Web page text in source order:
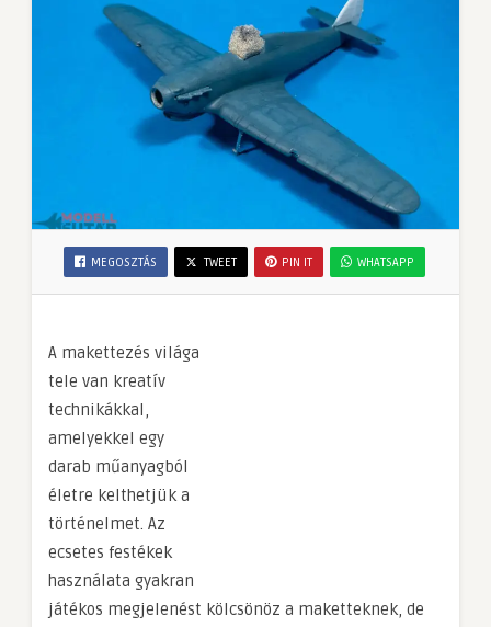
MEGOSZTÁS TWEET PIN IT WHATSAPP
A makettezés világa
tele van kreatív
technikákkal,
amelyekkel egy
darab műanyagból
életre kelthetjük a
történelmet. Az
ecsetes festékek
használata gyakran
játékos megjelenést kölcsönöz a maketteknek, de